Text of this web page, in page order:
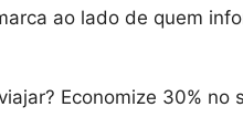
ao lado de quem
Economize 30% no